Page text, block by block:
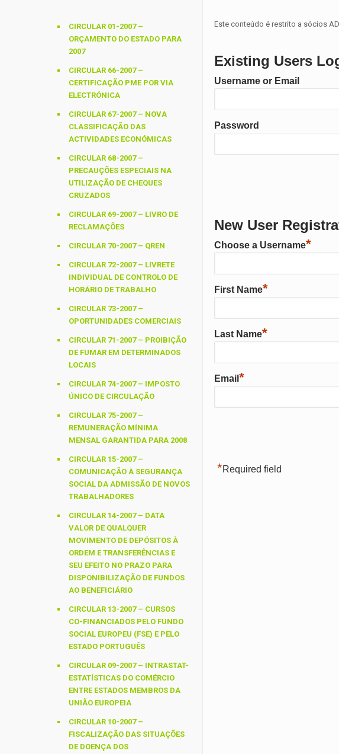
Este conteúdo é restrito a sócios
Existing Users
Username or Email
Password
New User
Choose a Username*
First Name*
Last Name*
Email *
*Required field
CIRCULAR 01-2007 –
ORÇAMENTO DO ESTADO PARA
2007
CIRCULAR 66-2007 –
CERTIFICAÇÃO PME POR VIA
ELECTRÓNICA
CIRCULAR 67-2007 – NOVA
CLASSIFICAÇÃO DAS
ACTIVIDADES ECONÓMICAS
CIRCULAR 68-2007 –
PRECAUÇÕES ESPECIAIS NA
UTILIZAÇÃO DE CHEQUES
CRUZADOS
CIRCULAR 69-2007 – LIVRO DE
RECLAMAÇÕES
CIRCULAR 70-2007 – QREN
CIRCULAR 72-2007 – LIVRETE
INDIVIDUAL DE CONTROLO DE
HORÁRIO DE TRABALHO
CIRCULAR 73-2007 –
OPORTUNIDADES COMERCIAIS
CIRCULAR 71-2007 – PROIBIÇÃO
DE FUMAR EM DETERMINADOS
LOCAIS
CIRCULAR 74-2007 – IMPOSTO
ÚNICO DE CIRCULAÇÃO
CIRCULAR 75-2007 –
REMUNERAÇÃO MÍNIMA
MENSAL GARANTIDA PARA 2008
CIRCULAR 15-2007 –
COMUNICAÇÃO À SEGURANÇA
SOCIAL DA ADMISSÃO DE NOVOS
TRABALHADORES
CIRCULAR 14-2007 – DATA
VALOR DE QUALQUER
MOVIMENTO DE DEPÓSITOS À
ORDEM E TRANSFERÊNCIAS E
SEU EFEITO NO PRAZO PARA
DISPONIBILIZAÇÃO DE FUNDOS
AO BENEFICIÁRIO
CIRCULAR 13-2007 – CURSOS
CO-FINANCIADOS PELO FUNDO
SOCIAL EUROPEU (FSE) E PELO
ESTADO PORTUGUÊS
CIRCULAR 09-2007 – INTRASTAT-
ESTATÍSTICAS DO COMÉRCIO
ENTRE ESTADOS MEMBROS DA
UNIÃO EUROPEIA
CIRCULAR 10-2007 –
FISCALIZAÇÃO DAS SITUAÇÕES
DE DOENÇA DOS